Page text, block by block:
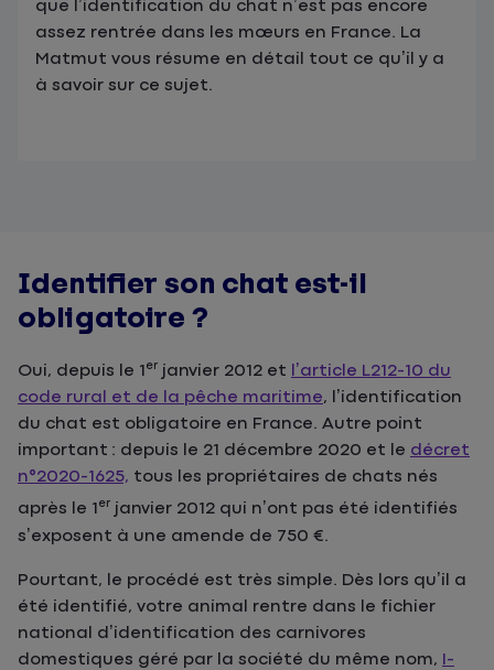
que l’identification du chat n’est pas encore
assez rentrée dans les mœurs en France. La
Matmut vous résume en détail tout ce qu’il y a
à savoir sur ce sujet.
Identifier son chat est-il
obligatoire ?
Oui, depuis le 1er janvier 2012 et l’article L212-10 du
code rural et de la pêche maritime, l’identification
du chat est obligatoire en France. Autre point
important : depuis le 21 décembre 2020 et le décret
n°2020-1625, tous les propriétaires de chats nés
après le 1er janvier 2012 qui n’ont pas été identifiés
s’exposent à une amende de 750 €.
Pourtant, le procédé est très simple. Dès lors qu’il a
été identifié, votre animal rentre dans le fichier
national d’identification des carnivores
domestiques géré par la société du même nom, I-